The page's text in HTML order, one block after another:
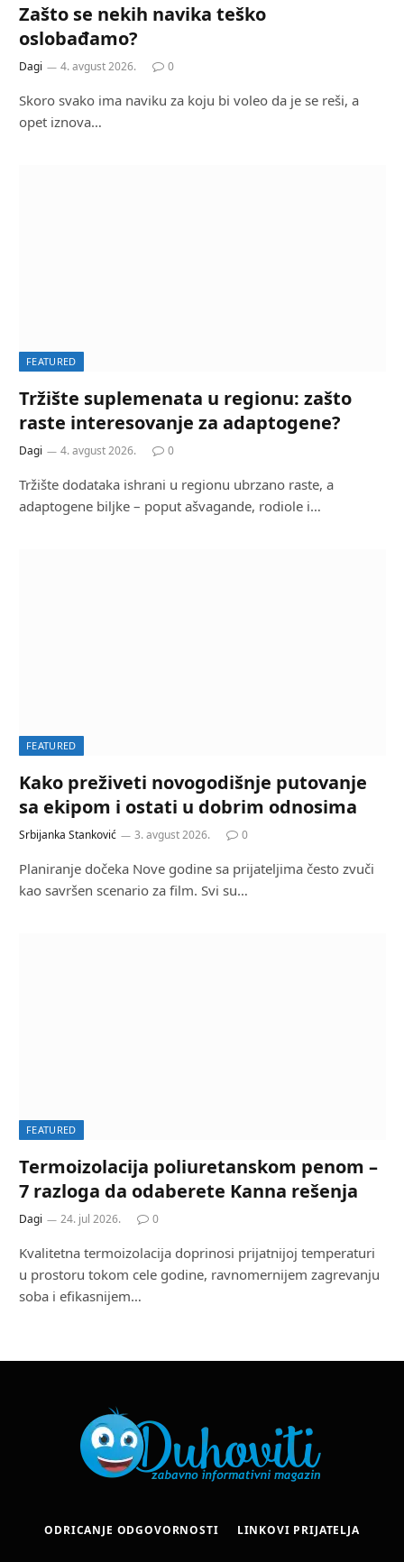
Zašto se nekih navika teško
oslobađamo?
Dagi 4. avgust 2026. 0
Skoro svako ima naviku za koju bi voleo da je se reši, a
opet iznova…
FEATURED
Tržište suplemenata u regionu: zašto
raste interesovanje za adaptogene?
Dagi 4. avgust 2026. 0
Tržište dodataka ishrani u regionu ubrzano raste, a
adaptogene biljke – poput ašvagande, rodiole i…
FEATURED
Kako preživeti novogodišnje putovanje
sa ekipom i ostati u dobrim odnosima
Srbijanka Stanković 3. avgust 2026. 0
Planiranje dočeka Nove godine sa prijateljima često zvuči
kao savršen scenario za film. Svi su…
FEATURED
Termoizolacija poliuretanskom penom –
7 razloga da odaberete Kanna rešenja
Dagi 24. jul 2026. 0
Kvalitetna termoizolacija doprinosi prijatnijoj temperaturi
u prostoru tokom cele godine, ravnomernijem zagrevanju
soba i efikasnijem…
ODRICANJE ODGOVORNOSTI LINKOVI PRIJATELJA